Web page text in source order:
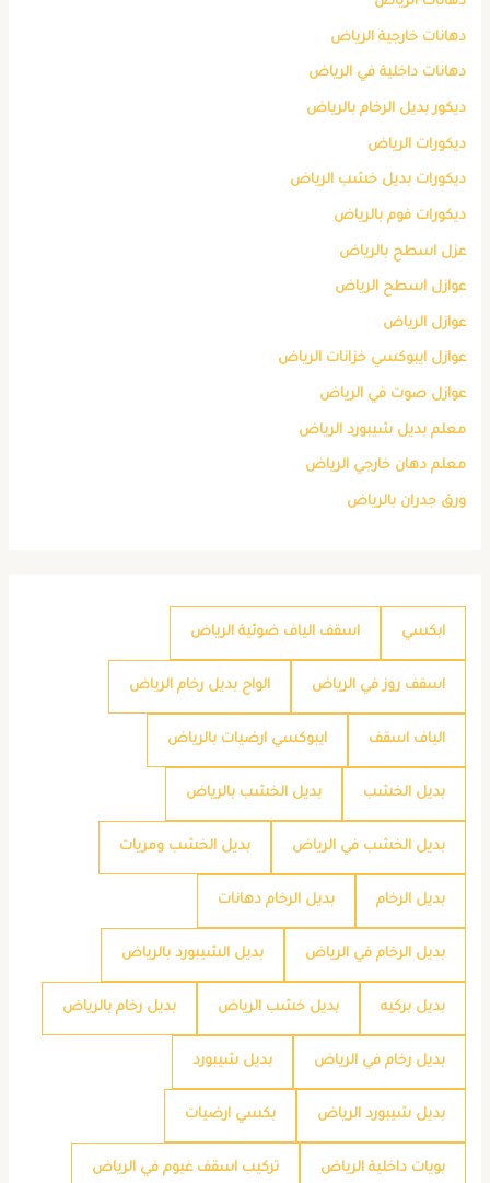
دهانات خارجية الرياض
دهانات داخلية في الرياض
ديكور بديل الرخام بالرياض
ديكورات الرياض
ديكورات بديل خشب الرياض
ديكورات فوم بالرياض
عزل اسطح بالرياض
عوازل اسطح الرياض
عوازل الرياض
عوازل ايبوكسي خزانات الرياض
عوازل صوت في الرياض
معلم بديل شيبورد الرياض
معلم دهان خارجي الرياض
ورق جدران بالرياض
ابكسي اسقف الياف ضوئية الرياض
اسقف روز في الرياض الواح بديل رخام الرياض
الياف اسقف ايبوكسي ارضيات بالرياض
بديل الخشب بديل الخشب بالرياض
بديل الخشب في الرياض بديل الخشب ومريات
بديل الرخام بديل الرخام دهانات
بديل الرخام في الرياض بديل الشيبورد بالرياض
بديل بركيه بديل خشب الرياض بديل رخام بالرياض
بديل رخام في الرياض بديل شيبورد
بديل شيبورد الرياض بكسي ارضيات
بويات داخلية الرياض تركيب اسقف غيوم في الرياض